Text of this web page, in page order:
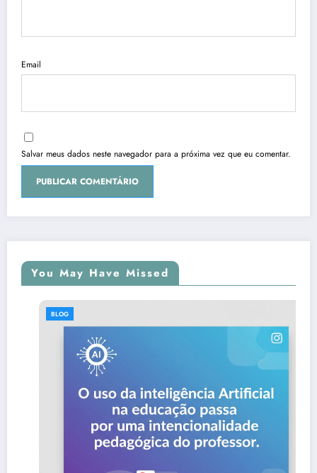
Email
Salvar meus dados neste navegador para a próxima vez que eu comentar.
You May Have Missed